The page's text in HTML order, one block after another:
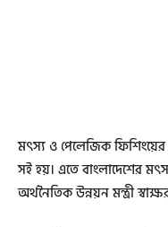
মৎস্য ও পেলেজিক ফিশিংয়ের
সই হয়। এতে বাংলাদেশের
অর্থনৈতিক উন্নয়ন মন্ত্রী